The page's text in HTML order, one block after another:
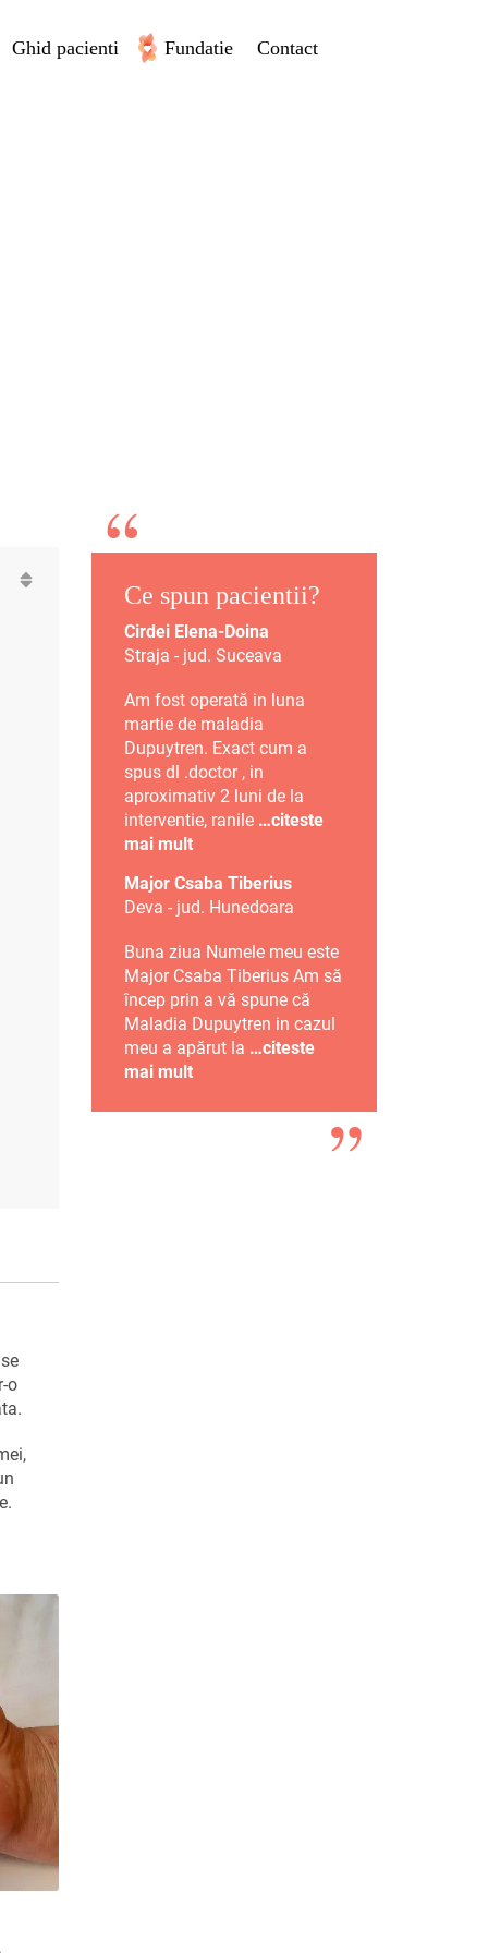
Ghid pacienti Fundatie Contact
o
Ce spun pacientii?
Cirdei Elena-Doina
Straja - jud. Suceava
Am fost operată in luna
martie de maladia
Dupuytren. Exact cum a
spus dl .doctor , in
aproximativ 2 luni de la
interventie, ranile …citeste
mai mult
Major Csaba Tiberius
Deva - jud. Hunedoara
Buna ziua Numele meu este
Major Csaba Tiberius Am să
încep prin a vă spune că
Maladia Dupuytren in cazul
meu a apărut la …citeste
mai mult